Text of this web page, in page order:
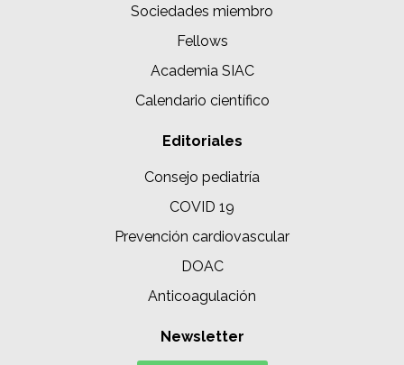
Sociedades miembro
Fellows
Academia SIAC
Calendario científico
Editoriales
Consejo pediatría
COVID 19
Prevención cardiovascular
DOAC
Anticoagulación
Newsletter